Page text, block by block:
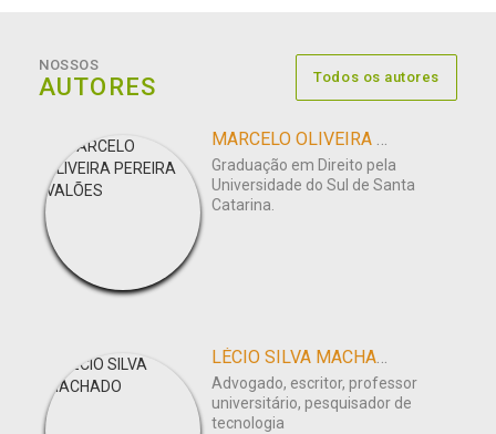
NOSSOS
AUTORES Todos os autores
MARCELO OLIVEIRA PEREIRA VALÕES
Graduação em Direito pela
Universidade do Sul de Santa
Catarina.
LÉCIO SILVA MACHADO
Advogado, escritor, professor
universitário, pesquisador de
tecnologia